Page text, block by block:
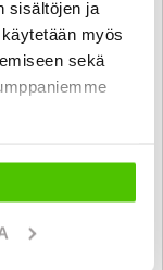
sisältöjen ja
myös
sekä